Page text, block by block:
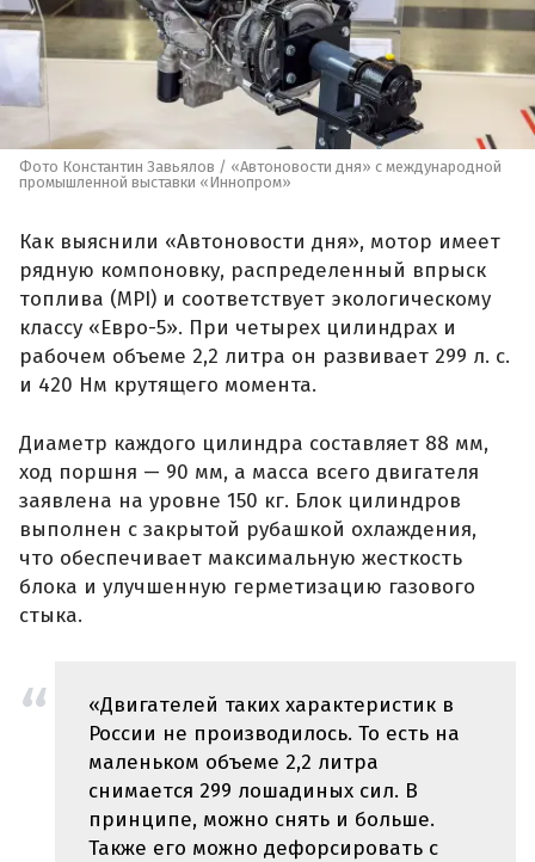
Фото Константин Завьялов / «Автоновости дня» с международной
промышленной выставки «Иннопром»
Как выяснили «Автоновости дня», мотор имеет
рядную компоновку, распределенный впрыск
топлива (MPI) и соответствует экологическому
классу «Евро-5». При четырех цилиндрах и
рабочем объеме 2,2 литра он развивает 299 л. с.
и 420 Нм крутящего момента.
Диаметр каждого цилиндра составляет 88 мм,
ход поршня — 90 мм, а масса всего двигателя
заявлена на уровне 150 кг. Блок цилиндров
выполнен с закрытой рубашкой охлаждения,
что обеспечивает максимальную жесткость
блока и улучшенную герметизацию газового
стыка.
«Двигателей таких характеристик в
России не производилось. То есть на
маленьком объеме 2,2 литра
снимается 299 лошадиных сил. В
принципе, можно снять и больше.
Также его можно дефорсировать с